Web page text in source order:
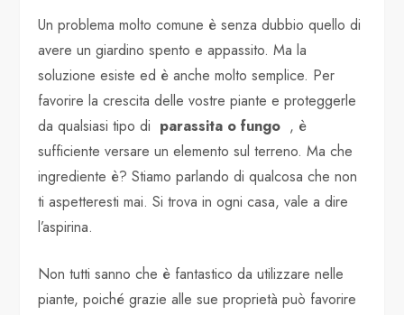
Un problema molto comune è senza dubbio quello di
avere un giardino spento e appassito. Ma la
soluzione esiste ed è anche molto semplice. Per
favorire la crescita delle vostre piante e proteggerle
da qualsiasi tipo di parassita o fungo , è
sufficiente versare un elemento sul terreno. Ma che
ingrediente è? Stiamo parlando di qualcosa che non
ti aspetteresti mai. Si trova in ogni casa, vale a dire
l’aspirina.
Non tutti sanno che è fantastico da utilizzare nelle
piante, poiché grazie alle sue proprietà può favorire